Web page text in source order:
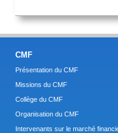
CMF
Présentation du CMF
Missions du CMF
Collège du CMF
Organisation du CMF
Intervenants sur le marché